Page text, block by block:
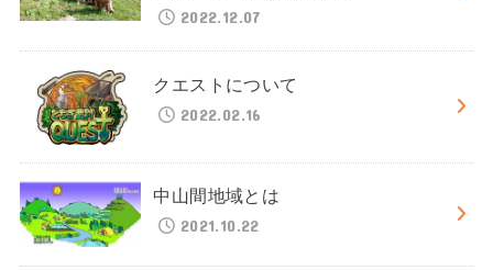
2022.12.07
クエストについて
2022.02.16
中山間地域とは
2021.10.22